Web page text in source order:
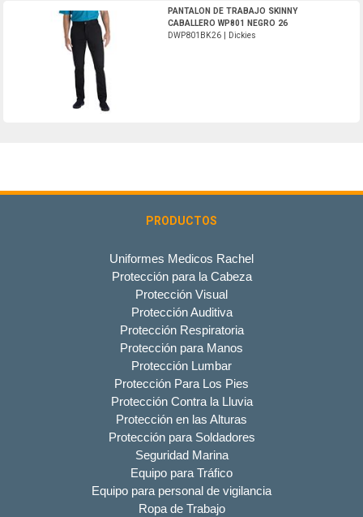
PANTALON DE TRABAJO SKINNY
CABALLERO WP801 NEGRO 26
DWP801BK26 | Dickies
PRODUCTOS
Uniformes Medicos Rachel
Protección para la Cabeza
Protección Visual
Protección Auditiva
Protección Respiratoria
Protección para Manos
Protección Lumbar
Protección Para Los Pies
Protección Contra la Lluvia
Protección en las Alturas
Protección para Soldadores
Seguridad Marina
Equipo para Tráfico
Equipo para personal de vigilancia
Ropa de Trabajo